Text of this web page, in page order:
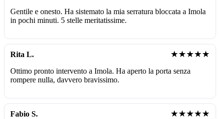
Gentile e onesto. Ha sistemato la mia serratura bloccata a Imola
in pochi minuti. 5 stelle meritatissime.
Rita L. ★★★★★
Ottimo pronto intervento a Imola. Ha aperto la porta senza
rompere nulla, davvero bravissimo.
Fabio S. ★★★★★